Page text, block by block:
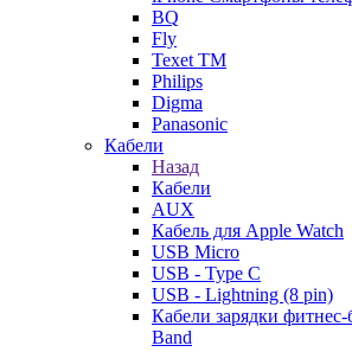
BQ
Fly
Texet TM
Philips
Digma
Panasonic
Кабели
Назад
Кабели
AUX
Кабель для Apple Watch
USB Micro
USB - Type C
USB - Lightning (8 pin)
Кабели зарядки
Band